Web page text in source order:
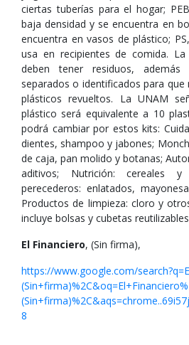
ciertas tuberías para el hogar;
baja densidad y se encuentra en
encuentra en vasos de plástico;
usa en recipientes de comida.
deben tener residuos,
separados o identificados para
plásticos revueltos. La UNAM
plástico será equivalente a 10
podrá cambiar por estos kits:
dientes, shampoo y jabones;
de caja, pan molido y botanas;
aditivos; Nutrición: cereales
perecederos: enlatados,
Productos de limpieza: cloro y
incluye bolsas y cubetas
El Financiero, (Sin firma),
https://www.google.com/
8